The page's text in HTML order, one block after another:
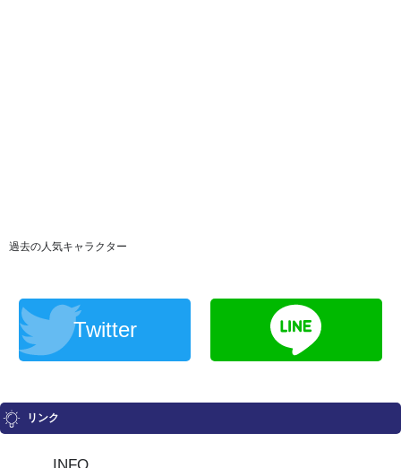
過去の人気キャラクター
Twitter
リンク